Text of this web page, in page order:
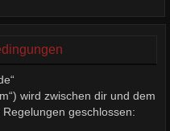
wird zwischen dir und dem
geschlossen: